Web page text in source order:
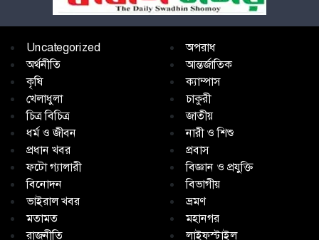
Uncategorized
অপরাধ
অর্থনীতি
আন্তর্জাতিক
কৃষি
ক্যাম্পাস
খেলাধুলা
চাকুরী
চিত্র বিচিত্র
জাতীয়
ধর্ম ও জীবন
নারী ও শিশু
প্রধান খবর
প্রবাস
ফটো গ্যালারী
বিজ্ঞান ও প্রযুক্তি
বিনোদন
বিভাগীয়
ভাইরাল খবর
ভ্রমণ
মতামত
মহানগর
রাজনীতি
লাইফস্টাইল